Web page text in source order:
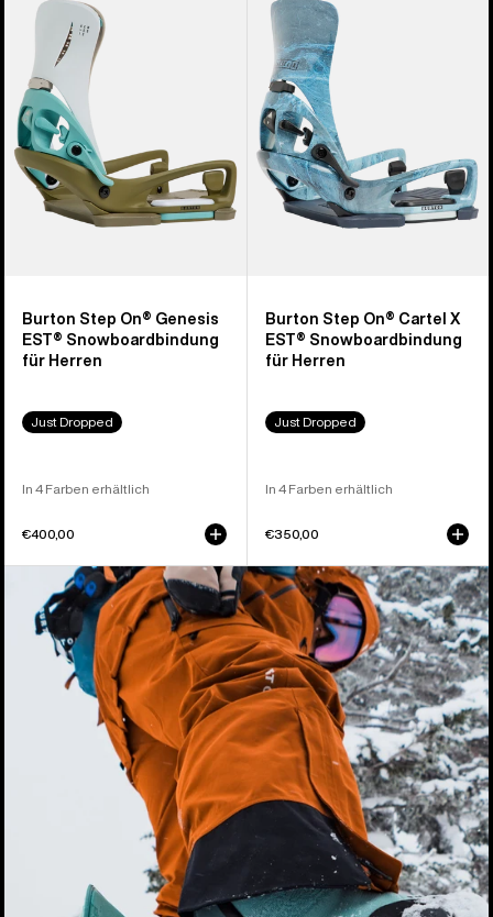
Genesis
Snowboardbindung
für
Herren
Burton Step On® Genesis
EST® Snowboardbindung
für Herren
Just Dropped
In 4 Farben erhältlich
€400,00
Cartel
EST®
Snowboardbindung
für
Herren
Burton Step On® Cartel X
EST® Snowboardbindung
für Herren
Just Dropped
In 4 Farben erhältlich
€350,00